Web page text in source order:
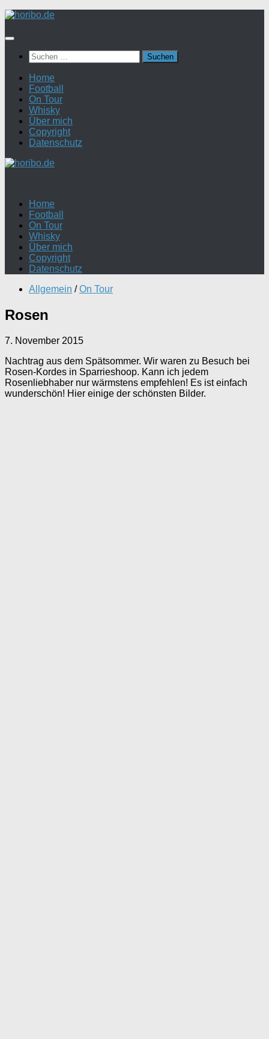
Zum
springen
Suchen
nach:
Home
Football
On Tour
Whisky
Über mich
Copyright
Datenschutz
Home
Football
On Tour
Whisky
Über mich
Copyright
Datenschutz
Allgemein / On Tour
Rosen
7. November 2015
Nachtrag aus dem Spätsommer. Wir waren zu Besuch bei
Rosen-Kordes in Sparrieshoop. Kann ich jedem
Rosenliebhaber nur wärmstens empfehlen! Es ist einfach
wunderschön! Hier einige der schönsten Bilder.